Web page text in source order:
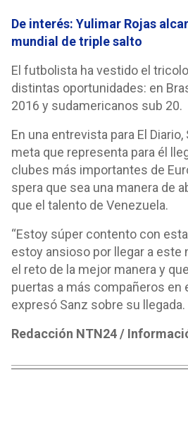
De interés: Yulimar Rojas
mundial de triple salto
El futbolista ha vestido el
distintas oportunidades: en
2016 y sudamericanos sub 20.
En una entrevista para El
meta que representa para él
clubes más importantes de
spera que sea una manera de
que el talento de Venezuela.
“Estoy súper contento con
estoy ansioso por llegar a este
el reto de la mejor manera y
puertas a más compañeros en
expresó Sanz sobre su llegada.
Redacción NTN24 /